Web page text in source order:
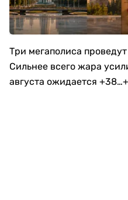
Три мегаполиса
Сильнее всего жара
августа ожидается